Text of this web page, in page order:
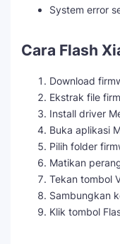
System error
Cara Flash
Download
Ekstrak file
Install driver
Buka aplikasi
Pilih folder
Matikan
Tekan tombol
Sambungkan
Klik tombol